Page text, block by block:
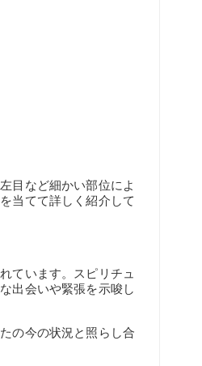
目など細かい部位によ
当てて詳しく紹介して
ています。スピリチュ
出会いや緊張を示唆し
の今の状況と照らし合